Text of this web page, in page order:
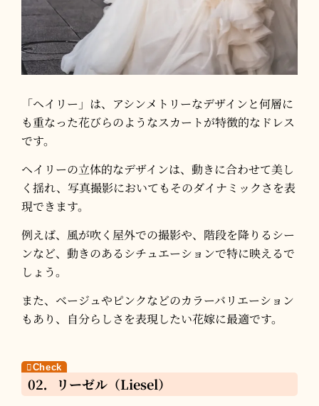
「ヘイリー」は、アシンメトリーなデザインと何層に
も重なった花びらのようなスカートが特徴的なドレス
です。
​ヘイリーの立体的なデザインは、動きに合わせて美し
く揺れ、写真撮影においてもそのダイナミックさを表
現できます。
​例えば、風が吹く屋外での撮影や、階段を降りるシー
ンなど、動きのあるシチュエーションで特に映えるで
しょう。​
また、ベージュやピンクなどのカラーバリエーション
もあり、自分らしさを表現したい花嫁に最適です。
02．リーゼル（Liesel）